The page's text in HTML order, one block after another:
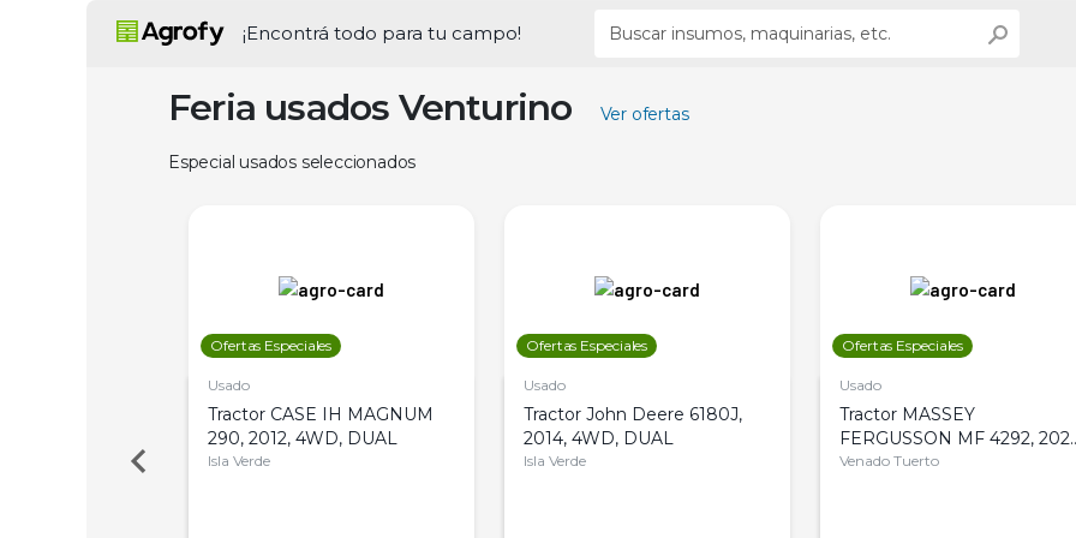
¡Encontrá todo para tu campo!
Feria usados Venturino Ver ofertas
Especial usados seleccionados
Ofertas Especiales
Usado
Tractor CASE IH MAGNUM
290, 2012, 4WD, DUAL
Isla Verde
Ofertas Especiales
Usado
Tractor John Deere 6180J,
2014, 4WD, DUAL
Isla Verde
Ofertas Especiales
Usado
Tractor MASSEY
FERGUSSON MF 4292,
4WD, PATON
Venado Tuerto